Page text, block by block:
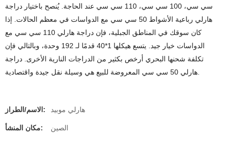
سي سي، 100 سي سي، 110 سي سي عند الحاجة. يُنصح باختيار دراجة
هارلي رباعية الأشواط 50 سي سي مع الدواسات في معظم الحالات. إذا
كان سوقك في المناطق الجبلية، فإن دراجة هارلي 110 سي سي مع
الدواسات خيار جيد. يتسع هيكلها 1*40 قدمًا لـ 192 وحدة، وبالتالي فإن
تكلفة شحنها البحري أرخص بكثير من الدراجات النارية الأخرى. دراجة
الاسم/الطراز: هارلي موبيد
مكان المنشأ: الصين